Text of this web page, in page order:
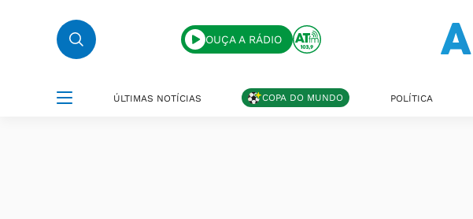
OUÇA A RÁDIO
ÚLTIMAS NOTÍCIAS COPA DO MUNDO POLÍTICA